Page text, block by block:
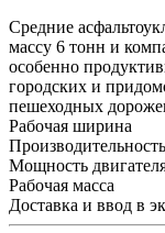
Средние
массу 6 тонн и
особенно
городских и
пешеходных
Рабочая ширина
Производительность
Мощность
Рабочая масса
Доставка и ввод в